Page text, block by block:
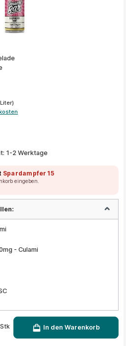
3 von 5 Sternen
1-2 Werktage
Spardampfer15
eingeben.
- Culami
Wert ein oder benutze die Schaltflächen um die
Stk In den Warenkorb